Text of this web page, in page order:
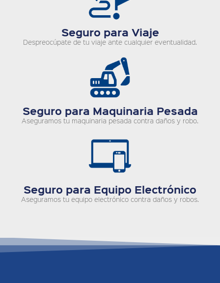
Seguro para Viaje
Despreocúpate de tu viaje ante cualquier eventualidad.
Seguro para Maquinaria Pesada
Aseguramos tu maquinaria pesada contra daños y robo.
Seguro para Equipo Electrónico
Aseguramos tu equipo electrónico contra daños y robos.